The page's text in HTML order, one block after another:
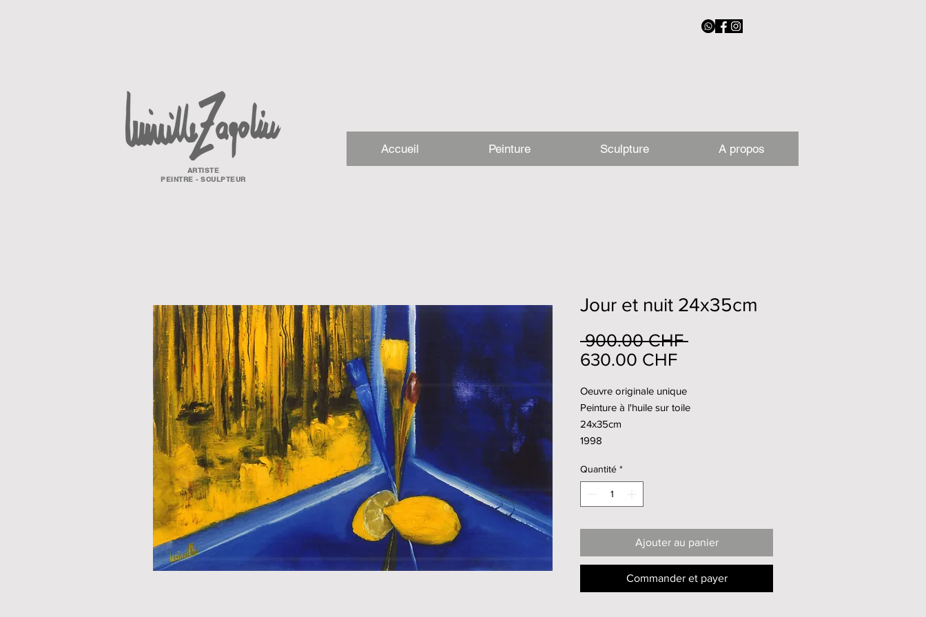
Accueil Peinture Sculpture A propos
ARTISTE
PEINTRE - SCULPTEUR
Jour et nuit 24x35cm
900.00 CHF Prix
630.00 CHFPrix
Oeuvre originale unique
Peinture à l'huile sur toile
24x35cm
1998
Quantité *
Ajouter au panier
Commander et payer